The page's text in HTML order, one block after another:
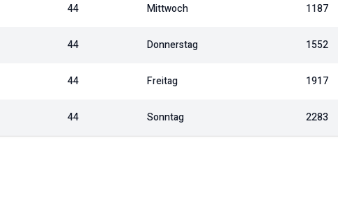
44 Mittwoch 1187
44 Donnerstag 1552
44 Freitag 1917
44 Sonntag 2283